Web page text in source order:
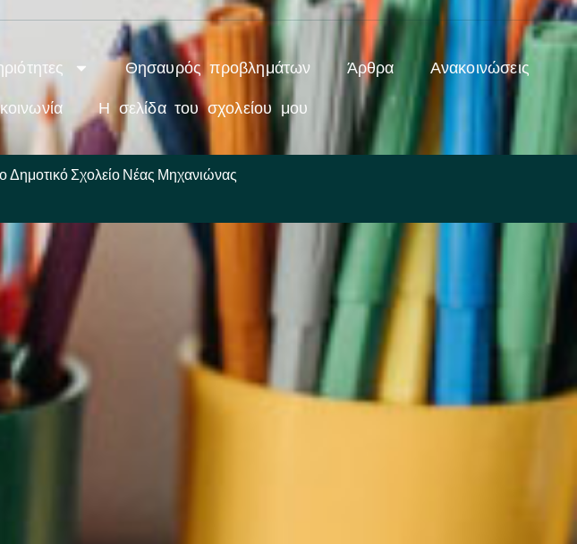
Θησαυρός προβλημάτων Άρθρα Ανακοινώσεις
Η σελίδα του σχολείου μου
Δημοτικό Σχολείο Νέας Μηχανιώνας